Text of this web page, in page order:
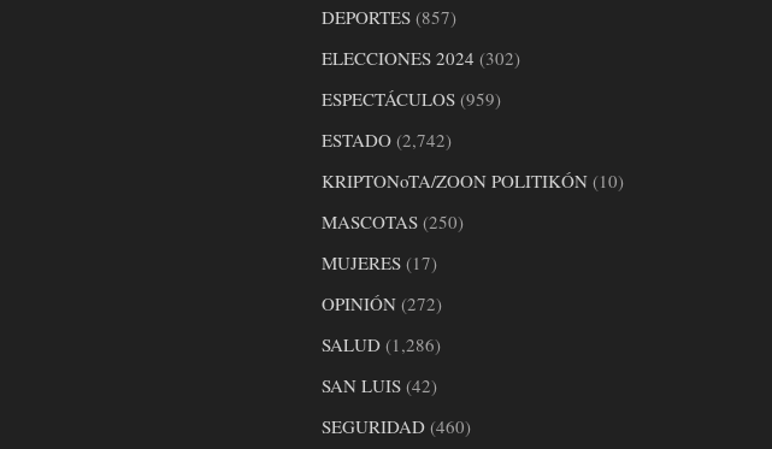
DEPORTES(857)
ELECCIONES 2024 (302)
ESPECTÁCULOS(959)
ESTADO(2,742)
KRIPTONoTA/ZOON POLITIKÓN(10)
MASCOTAS(250)
MUJERES(17)
OPINIÓN(272)
SALUD(1,286)
SAN LUIS(42)
SEGURIDAD(460)